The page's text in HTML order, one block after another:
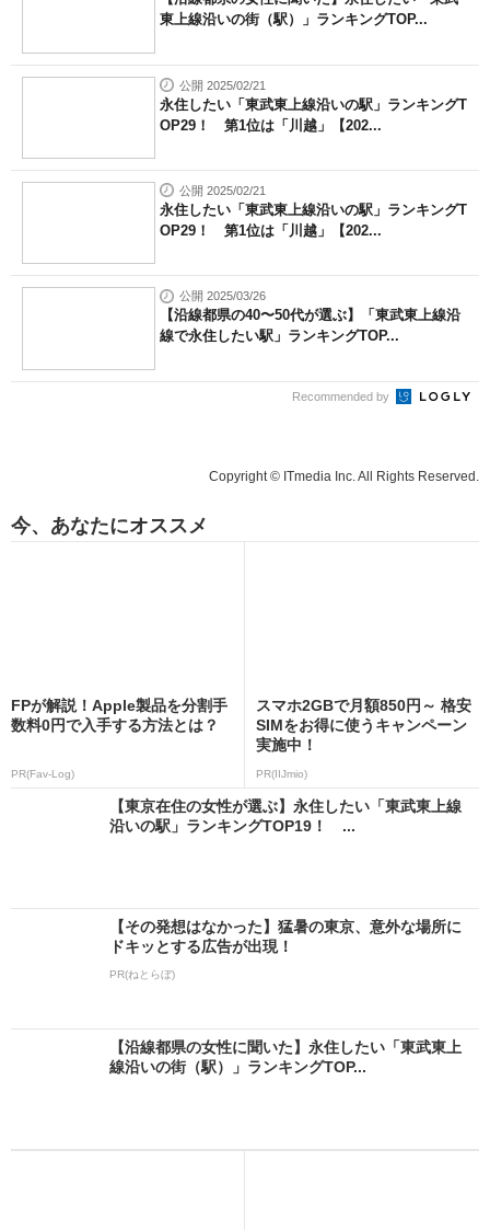
東上線沿いの街（駅）」ランキングTOP...
公開 2025/02/21
永住したい「東武東上線沿いの駅」ランキングT
OP29！ 第1位は「川越」【202...
公開 2025/02/21
永住したい「東武東上線沿いの駅」ランキングT
OP29！ 第1位は「川越」【202...
公開 2025/03/26
【沿線都県の40〜50代が選ぶ】「東武東上線沿
線で永住したい駅」ランキングTOP...
Recommended by
Copyright © ITmedia Inc. All Rights Reserved.
今、あなたにオススメ
FPが解説！Apple製品を分割手
数料0円で入手する方法とは？
PR(Fav-Log)
スマホ2GBで月額850円～ 格安
SIMをお得に使うキャンペーン
実施中！
PR(IIJmio)
【東京在住の女性が選ぶ】永住したい「東武東上線
沿いの駅」ランキングTOP19！ ...
【その発想はなかった】猛暑の東京、意外な場所に
ドキッとする広告が出現！
PR(ねとらぼ)
【沿線都県の女性に聞いた】永住したい「東武東上
線沿いの街（駅）」ランキングTOP...